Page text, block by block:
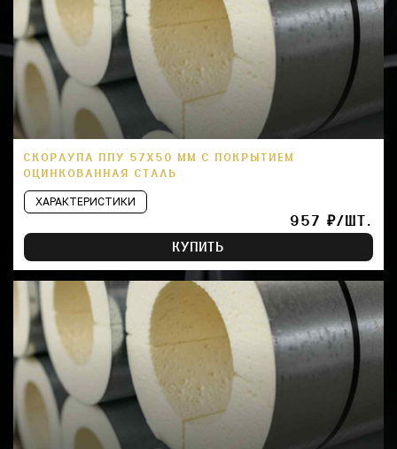
СКОРЛУПА ППУ 57Х50 ММ С ПОКРЫТИЕМ
ОЦИНКОВАННАЯ СТАЛЬ
ХАРАКТЕРИСТИКИ
957 ₽/ШТ.
КУПИТЬ